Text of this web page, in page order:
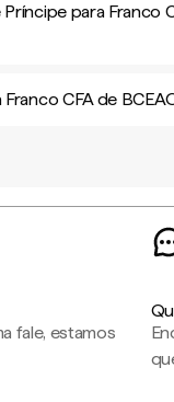
para Franco
CFA de
fale, estamos